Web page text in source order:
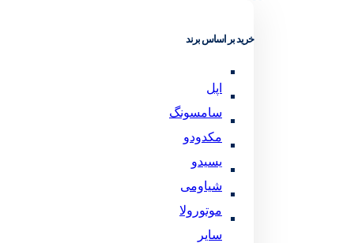
خرید بر اساس برند
اپل
سامسونگ
مکدودو
یسیدو
شیاومی
موتورولا
سایر